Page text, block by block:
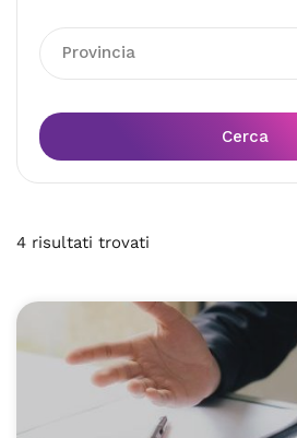
Provincia
Cerca
4 risultati trovati